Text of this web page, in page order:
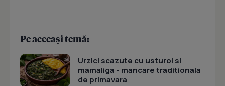
Pe aceeași temă:
Urzici scazute cu usturoi si
mamaliga - mancare traditionala
de primavara